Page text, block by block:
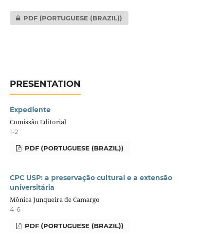
PDF (PORTUGUESE (BRAZIL))
PRESENTATION
Expediente
Comissão Editorial
1-2
PDF (PORTUGUESE (BRAZIL))
CPC USP: a preservação cultural e a extensão
universitária
Mônica Junqueira de Camargo
4-6
PDF (PORTUGUESE (BRAZIL))